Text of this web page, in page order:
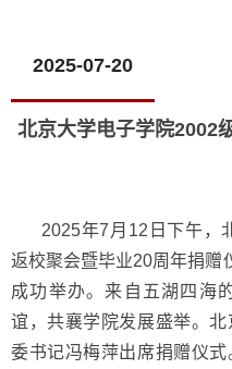
2025-07-20
北京大学电子学院2002
2025年7月12日下午，
返校聚会暨毕业20周年捐赠
成功举办。来自五湖四海
谊，共襄学院发展盛举。
委书记冯梅萍出席捐赠仪